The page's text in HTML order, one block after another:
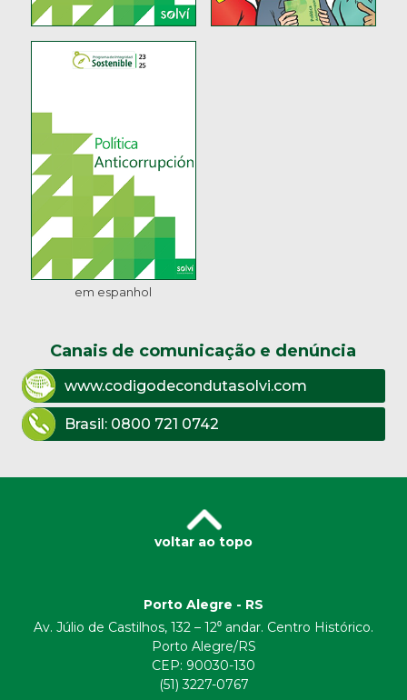
em espanhol
Canais de comunicação e denúncia
www.codigodecondutasolvi.com
Brasil: 0800 721 0742
voltar ao topo
Porto Alegre - RS
Av. Júlio de Castilhos, 132 – 12⁰ andar. Centro Histórico.
Porto Alegre/RS
CEP: 90030-130
(51) 3227-0767